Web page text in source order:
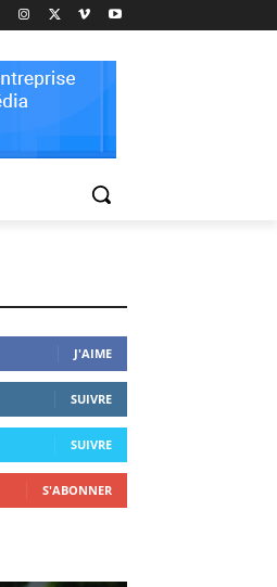
J'AIME
SUIVRE
SUIVRE
S'ABONNER